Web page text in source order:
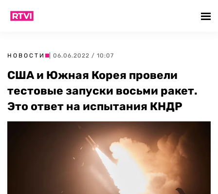
НОВОСТИ | 06.06.2022 / 10:07
США и Южная Корея провели
тестовые запуски восьми ракет.
Это ответ на испытания КНДР